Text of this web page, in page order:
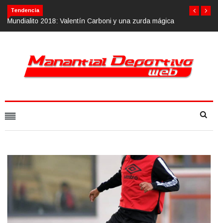
Tendencia
Mundialito 2018: Valentín Carboni y una zurda mágica